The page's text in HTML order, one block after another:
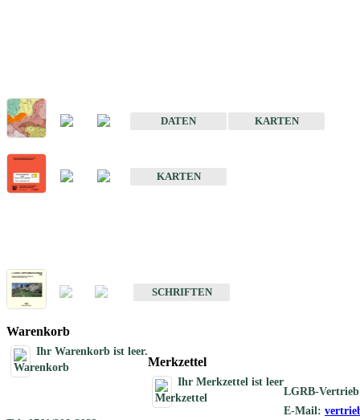
DATEN
KARTEN
KARTEN
SCHRIFTEN
Warenkorb
Ihr Warenkorb ist leer.
Merkzettel
Ihr Merkzettel ist leer
LGRB-Vertrieb
E-Mail: